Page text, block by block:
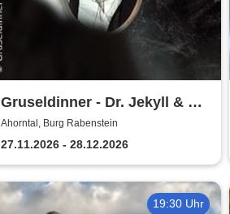
Gruseldinner - Dr. Jekyll & Mr.
Hyde
Ahorntal, Burg Rabenstein
27.11.2026 - 28.12.2026
19:30 Uhr